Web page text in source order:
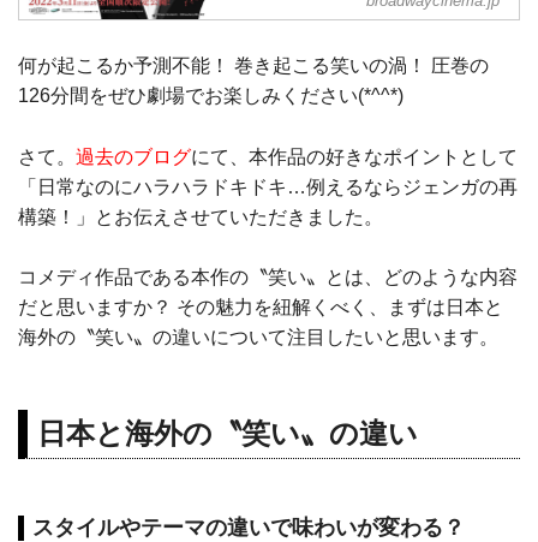
ジェームズ・ボンドの相談役!?LGBTQの
劇作家でもあるカワードの大ヒット喜劇
を、アカデミー賞®️×トニー賞®️W受賞の
ヨークのブロードウェイから皆さまへお
贈りします！
ⒸSara Krulwich
英国の劇作家で博学なマルチタレントで
のセレブリティで...
何が起こるか予測不能！ 巻き起こる笑いの渦！ 圧巻の
126分間をぜひ劇場でお楽しみください(*^^*)
さて。 過去のブログにて、本作品の好きなポイントとして
「日常なのにハラハラドキドキ…例えるならジェンガの再
構築！」とお伝えさせていただきました。
コメディ作品である本作の〝笑い〟とは、どのような内容
だと思いますか？ その魅力を紐解くべく、まずは日本と
海外の〝笑い〟の違いについて注目したいと思います。
日本と海外の〝笑い〟の違い
スタイルやテーマの違いで味わいが変わる？